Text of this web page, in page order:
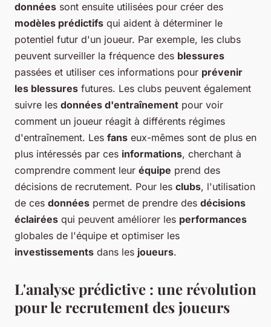
données sont ensuite utilisées pour créer des
modèles prédictifs qui aident à déterminer le
potentiel futur d'un joueur. Par exemple, les clubs
peuvent surveiller la fréquence des blessures
passées et utiliser ces informations pour prévenir
les blessures futures. Les clubs peuvent également
suivre les données d'entraînement pour voir
comment un joueur réagit à différents régimes
d'entraînement. Les fans eux-mêmes sont de plus en
plus intéressés par ces informations, cherchant à
comprendre comment leur équipe prend des
décisions de recrutement. Pour les clubs, l'utilisation
de ces données permet de prendre des décisions
éclairées qui peuvent améliorer les performances
globales de l'équipe et optimiser les
investissements dans les joueurs.
L'analyse prédictive : une révolution
pour le recrutement des joueurs